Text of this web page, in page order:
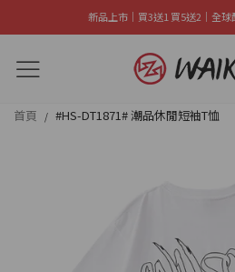
新品上市｜買3送1 買5送2｜全
首頁 / #HS-DT1871# 潮品休閒短袖T恤